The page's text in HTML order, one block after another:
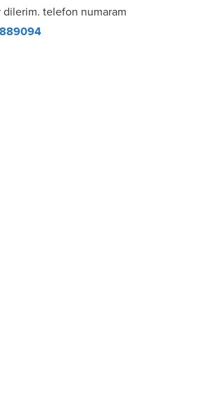
dilerim. telefon numaram